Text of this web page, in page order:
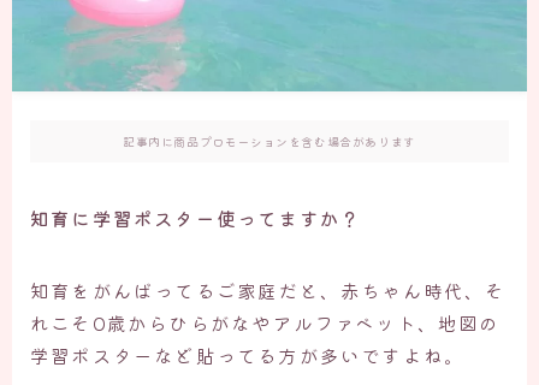
記事内に商品プロモーションを含む場合があります
知育に学習ポスター使ってますか？
知育をがんばってるご家庭だと、赤ちゃん時代、そ
れこそ0歳からひらがなやアルファベット、地図の
学習ポスターなど貼ってる方が多いですよね。